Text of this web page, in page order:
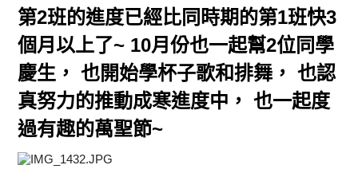
第2班的進度已經比同時期的第1班快3
個月以上了~ 10月份也一起幫2位同學
慶生， 也開始學杯子歌和排舞， 也認
真努力的推動成寒進度中， 也一起度
過有趣的萬聖節~